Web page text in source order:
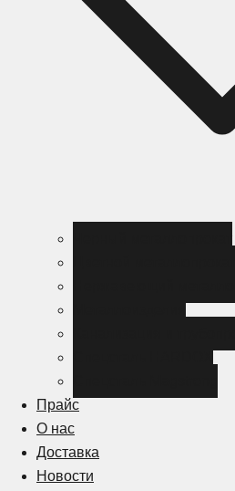
Прайс
О нас
Доставка
Новости